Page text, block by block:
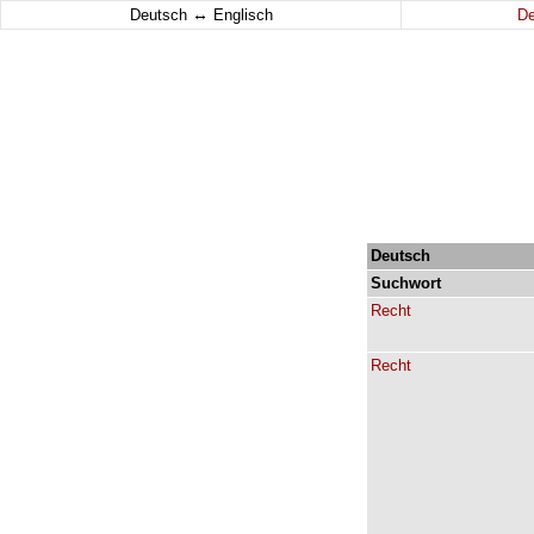
Deutsch ↔ Englisch
Deutsch
Suchwort
Recht
Recht